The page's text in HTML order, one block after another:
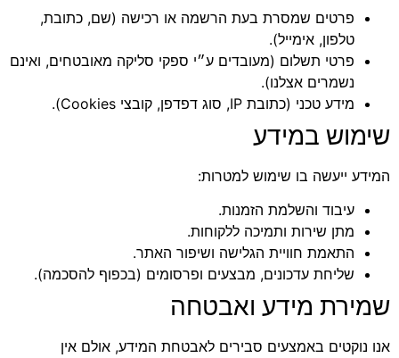
פרטים שמסרת בעת הרשמה או רכישה (שם, כתובת,
טלפון, אימייל).
פרטי תשלום (מעובדים ע״י ספקי סליקה מאובטחים, ואינם
נשמרים אצלנו).
מידע טכני (כתובת IP, סוג דפדפן, קובצי Cookies).
שימוש במידע
המידע ייעשה בו שימוש למטרות:
עיבוד והשלמת הזמנות.
מתן שירות ותמיכה ללקוחות.
התאמת חוויית הגלישה ושיפור האתר.
שליחת עדכונים, מבצעים ופרסומים (בכפוף להסכמה).
שמירת מידע ואבטחה
אנו נוקטים באמצעים סבירים לאבטחת המידע, אולם אין